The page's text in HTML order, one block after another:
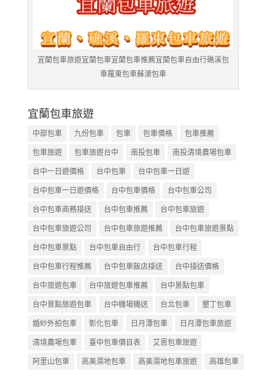
宜蘭包車旅遊宜蘭包車宜蘭包車推薦宜蘭包車自由行礁溪包
車羅東包車蘇澳包車
宜蘭包車旅遊
中部包車 九份包車 包車 包車價格
包車推薦
包車旅遊
包車旅遊台中 南投包車
南投清境農場包車
台中一日遊價格
台中包車
台中包車一日遊
台中包車一日遊價格
台中包車價格
台中包車公司
台中包車商務接送
台中包車推薦
台中包車旅遊
台中包車旅遊公司
台中包車旅遊推薦
台中包車旅遊景點
台中包車景點
台中包車自由行
台中包車行程
台中包車行程推薦
台中包車飯店接送
台中接送價格
台中旅遊包車
台中旅遊包車推薦
台中景點包車
台中景點旅遊包車
台中機場機送 台北包車
墾丁包車
婚紗外拍包車
彰化包車 日月潭包車
日月潭包車旅遊
清境農場包車
臺中包車價目表
艾恩包車旅遊
阿里山包車
高美濕地包車 高美濕地包車旅遊 高雄包車